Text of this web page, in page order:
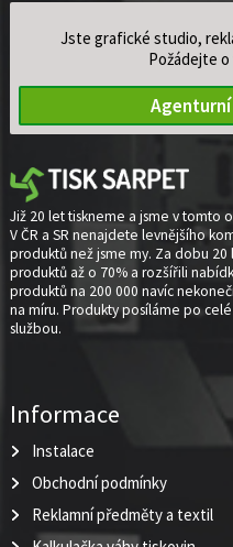
Jste grafické studio,
Požádejte o
Agenturní
Již 20 let tiskneme a jsme v tomto
V ČR a SR nenajdete levnějšího
produktů než jsme my. Za dobu 20
produktů až o 70% a rozšířili
produktů na 200 000 navíc
na míru. Produkty posíláme po celé
službou.
Informace
Instalace
Obchodní podmínky
Reklamní předměty a textil